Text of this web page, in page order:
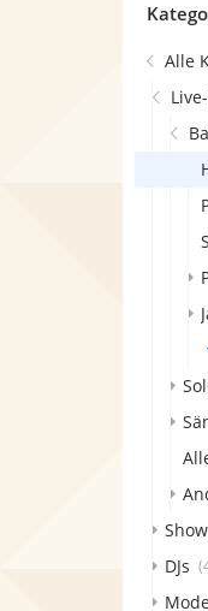
Alle
DJs